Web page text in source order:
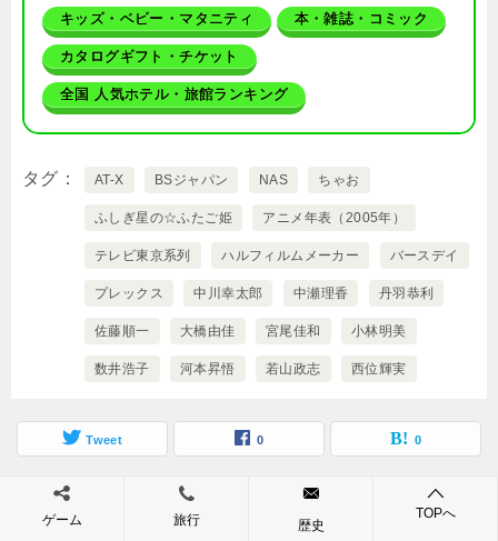
キッズ・ベビー・マタニティ 本・雑誌・コミック
カタログギフト・チケット
全国 人気ホテル・旅館ランキング
タグ AT-X BSジャパン NAS ちゃお
ふしぎ星の☆ふたご姫 アニメ年表（2005年）
テレビ東京系列 ハルフィルムメーカー バースデイ
プレックス 中川幸太郎 中瀬理香 丹羽恭利
佐藤順一 大橋由佳 宮尾佳和 小林明美
数井浩子 河本昇悟 若山政志 西位輝実
Tweet 0 0
関連記事
ゲーム 旅行 歴史
TOPへ